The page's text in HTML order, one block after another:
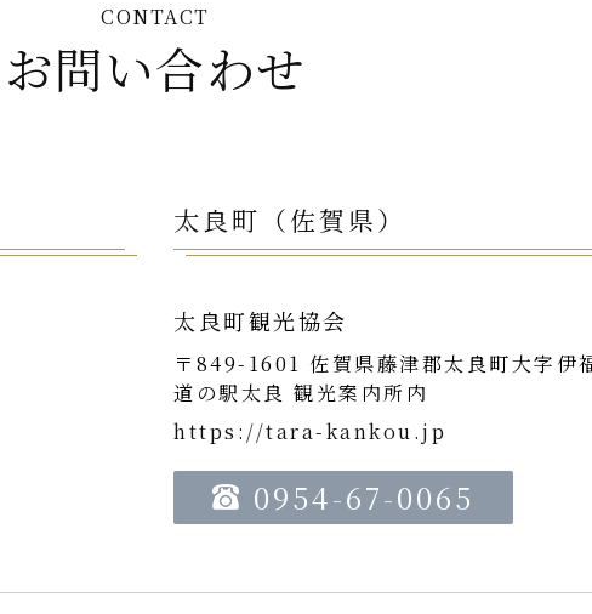
CONTACT
お問い合わせ
太良町（佐賀県）
太良町観光協会
〒849-1601 佐賀県藤津郡太良町大字伊
道の駅太良 観光案内所内
https://tara-kankou.jp
0954-67-0065